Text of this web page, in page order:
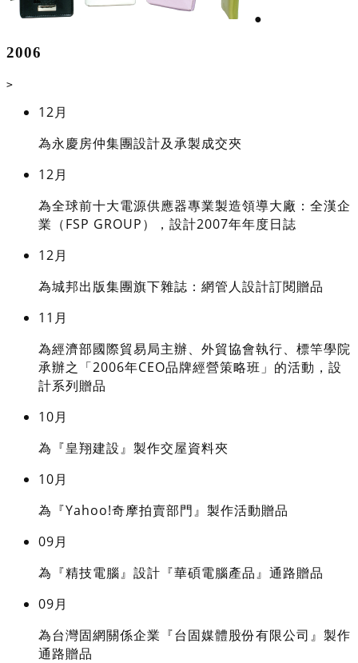
●
2006
>
12月
為永慶房仲集團設計及承製成交夾
12月
為全球前十大電源供應器專業製造領導大廠：全漢企
業（FSP GROUP），設計2007年年度日誌
12月
為城邦出版集團旗下雜誌：網管人設計訂閱贈品
11月
為經濟部國際貿易局主辦、外貿協會執行、標竿學院
承辦之「2006年CEO品牌經營策略班」的活動，設
計系列贈品
10月
為『皇翔建設』製作交屋資料夾
10月
為『Yahoo!奇摩拍賣部門』製作活動贈品
09月
為『精技電腦』設計『華碩電腦產品』通路贈品
09月
為台灣固網關係企業『台固媒體股份有限公司』製作
通路贈品